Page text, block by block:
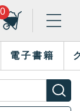
0
電子書籍